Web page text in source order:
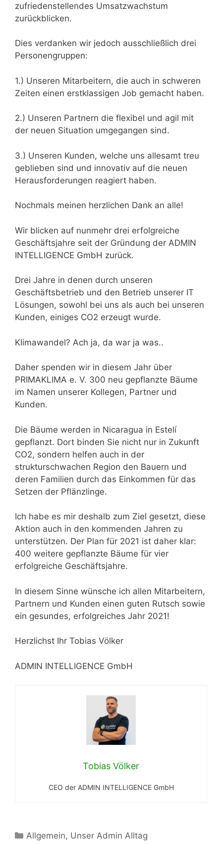
zufriedenstellendes Umsatzwachstum
zurückblicken.
Dies verdanken wir jedoch ausschließlich drei
Personengruppen:
1.) Unseren Mitarbeitern, die auch in schweren
Zeiten einen erstklassigen Job gemacht haben.
2.) Unseren Partnern die flexibel und agil mit
der neuen Situation umgegangen sind.
3.) Unseren Kunden, welche uns allesamt treu
geblieben sind und innovativ auf die neuen
Herausforderungen reagiert haben.
Nochmals meinen herzlichen Dank an alle!
Wir blicken auf nunmehr drei erfolgreiche
Geschäftsjahre seit der Gründung der ADMIN
INTELLIGENCE GmbH zurück.
Drei Jahre in denen durch unseren
Geschäftsbetrieb und den Betrieb unserer IT
Lösungen, sowohl bei uns als auch bei unseren
Kunden, einiges CO2 erzeugt wurde.
Klimawandel? Ach ja, da war ja was..
Daher spenden wir in diesem Jahr über
PRIMAKLIMA e. V. 300 neu gepflanzte Bäume
im Namen unserer Kollegen, Partner und
Kunden.
Die Bäume werden in Nicaragua in Estelí
gepflanzt. Dort binden Sie nicht nur in Zukunft
CO2, sondern helfen auch in der
strukturschwachen Region den Bauern und
deren Familien durch das Einkommen für das
Setzen der Pflänzlinge.
Ich habe es mir deshalb zum Ziel gesetzt, diese
Aktion auch in den kommenden Jahren zu
unterstützen. Der Plan für 2021 ist daher klar:
400 weitere gepflanzte Bäume für vier
erfolgreiche Geschäftsjahre.
In diesem Sinne wünsche ich allen Mitarbeitern,
Partnern und Kunden einen guten Rutsch sowie
ein gesundes, erfolgreiches Jahr 2021!
Herzlichst Ihr Tobias Völker
ADMIN INTELLIGENCE GmbH
Tobias Völker
CEO der ADMIN INTELLIGENCE GmbH
Kategorien
Allgemein, Unser Admin Alltag